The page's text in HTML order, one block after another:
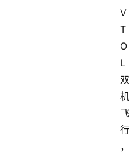
V
T
O
L
双
机
飞
行
，